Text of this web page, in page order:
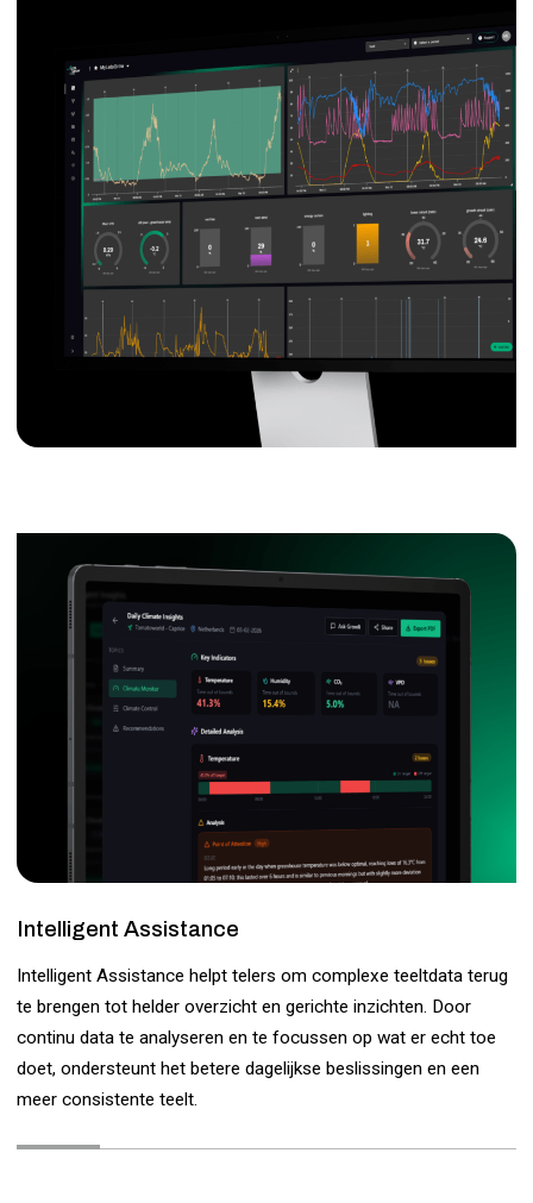
Intelligent Assistance
Intelligent Assistance helpt telers om complexe teeltdata terug
te brengen tot helder overzicht en gerichte inzichten. Door
continu data te analyseren en te focussen op wat er echt toe
doet, ondersteunt het betere dagelijkse beslissingen en een
meer consistente teelt.